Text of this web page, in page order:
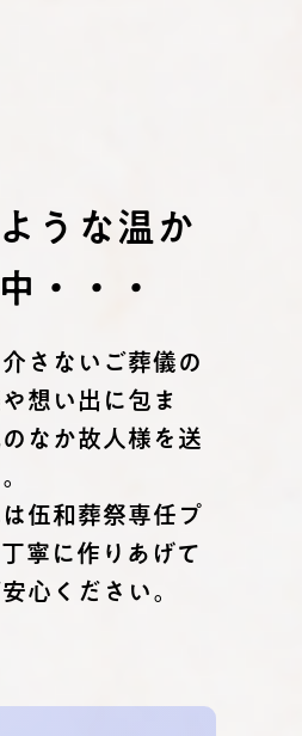
うな温か
・・・
さないご葬儀の
想い出に包ま
なか故人様を送
伍和葬祭専任プ
寧に作りあげて
心ください。